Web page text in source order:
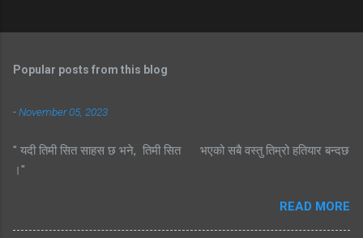
Popular posts from this blog
-November 05, 2023
" यदी तिमी सित साहस छ भने, तिमी सित भएको सबै वस्तु तिम्रो हतियार बन्दछ
।"
READ MORE